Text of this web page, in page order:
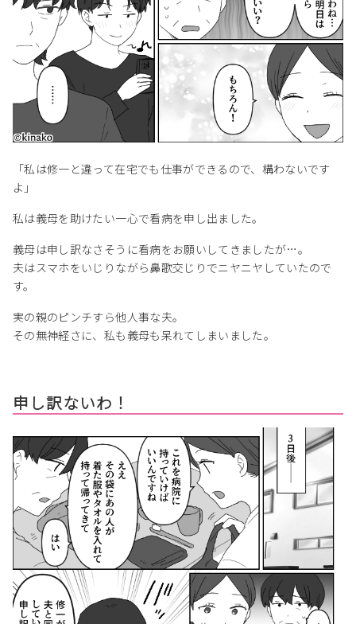
「私は修一と違って在宅でも仕事ができるので、構わないです
よ」
私は義母を助けたい一心で看病を申し出ました。
義母は申し訳なさそうに看病をお願いしてきましたが…。
夫はスマホをいじりながら鼻歌交じりでニヤニヤしていたので
す。
実の親のピンチすら他人事な夫。
その無神経さに、私も義母も呆れてしまいました。
申し訳ないわ！